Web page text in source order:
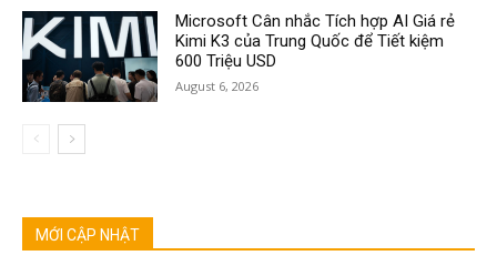
Microsoft Cân nhắc Tích hợp AI Giá rẻ
Kimi K3 của Trung Quốc để Tiết kiệm
600 Triệu USD
August 6, 2026
MỚI CẬP NHẬT